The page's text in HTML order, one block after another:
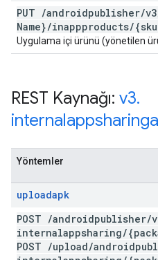
PUT /androidpublisher/v3
Name}/inappproducts/
Uygulama içi ürünü (yönetilen
REST Kaynağı: v3.
Yöntemler
uploadapk
POST /androidpublisher/
internalappsharing/
POST /upload/